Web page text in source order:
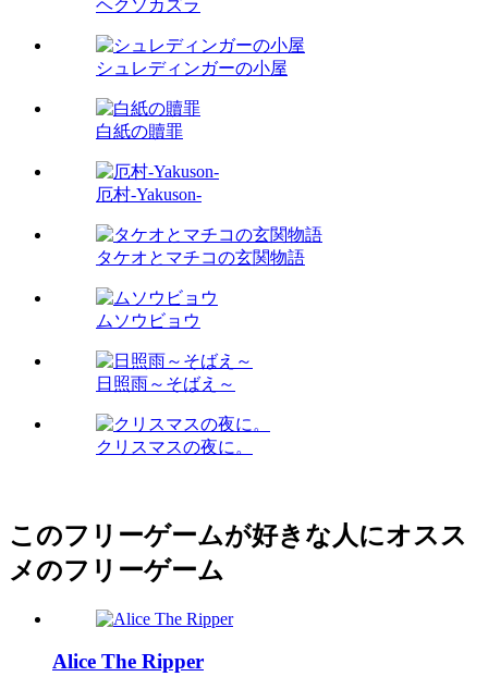
ヘクソカズラ
シュレディンガーの小屋
白紙の贖罪
厄村-Yakuson-
タケオとマチコの玄関物語
ムソウビョウ
日照雨～そばえ～
クリスマスの夜に。
このフリーゲームが好きな人にオスス
メのフリーゲーム
Alice The Ripper